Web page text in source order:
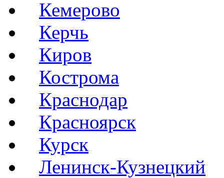
Кемерово
Керчь
Киров
Кострома
Краснодар
Красноярск
Курск
Ленинск-Кузнецкий